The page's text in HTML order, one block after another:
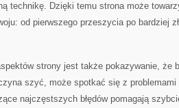
technikę. Dzięki temu strona może
od pierwszego przeszycia po bardziej
strony jest także pokazywanie, że
szyć, może spotkać się z
najczęstszych błędów pomagają